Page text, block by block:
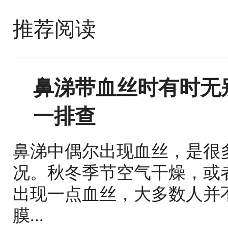
推荐阅读
鼻涕带血丝时有时
一排查
鼻涕中偶尔出现血丝，是
况。秋冬季节空气干燥，
出现一点血丝，大多数人
膜...